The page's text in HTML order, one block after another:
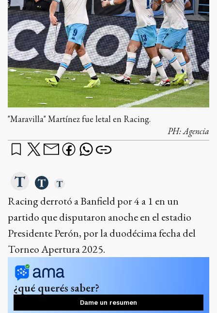
"Maravilla" Martínez fue letal en Racing.
PH: Agencia
Racing derrotó a Banfield por 4 a 1 en un
partido que disputaron anoche en el estadio
Presidente Perón, por la duodécima fecha del
Torneo Apertura 2025.
¿qué querés saber?
Dame un resumen